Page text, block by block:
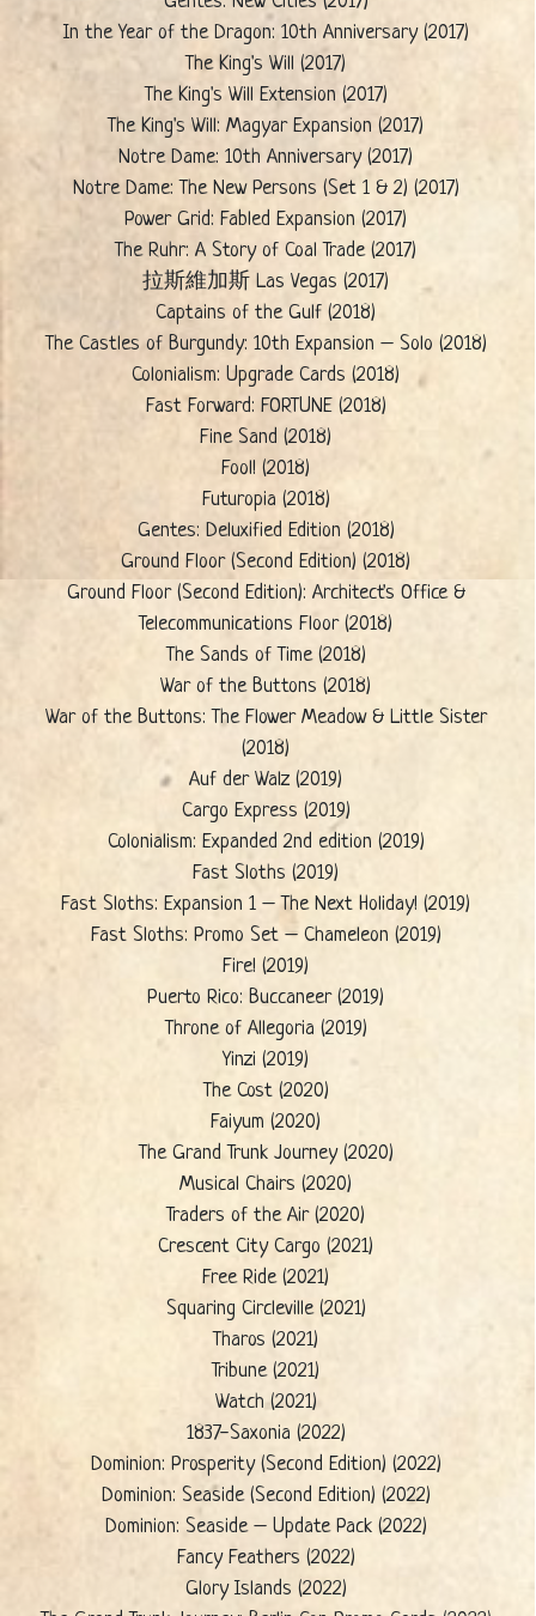
In the Year of the Dragon: 10th Anniversary (2017)
The King's Will (2017)
The King's Will Extension (2017)
The King's Will: Magyar Expansion (2017)
Notre Dame: 10th Anniversary (2017)
Notre Dame: The New Persons (Set 1 & 2) (2017)
Power Grid: Fabled Expansion (2017)
The Ruhr: A Story of Coal Trade (2017)
拉斯維加斯 Las Vegas (2017)
Captains of the Gulf (2018)
The Castles of Burgundy: 10th Expansion – Solo (2018)
Colonialism: Upgrade Cards (2018)
Fast Forward: FORTUNE (2018)
Fine Sand (2018)
Fool! (2018)
Futuropia (2018)
Gentes: Deluxified Edition (2018)
Ground Floor (Second Edition) (2018)
Ground Floor (Second Edition): Architect's Office &
Telecommunications Floor (2018)
The Sands of Time (2018)
War of the Buttons (2018)
War of the Buttons: The Flower Meadow & Little Sister
(2018)
Auf der Walz (2019)
Cargo Express (2019)
Colonialism: Expanded 2nd edition (2019)
Fast Sloths (2019)
Fast Sloths: Expansion 1 – The Next Holiday! (2019)
Fast Sloths: Promo Set – Chameleon (2019)
Fire! (2019)
Puerto Rico: Buccaneer (2019)
Throne of Allegoria (2019)
Yinzi (2019)
The Cost (2020)
Faiyum (2020)
The Grand Trunk Journey (2020)
Musical Chairs (2020)
Traders of the Air (2020)
Crescent City Cargo (2021)
Free Ride (2021)
Squaring Circleville (2021)
Tharos (2021)
Tribune (2021)
Watch (2021)
1837-Saxonia (2022)
Dominion: Prosperity (Second Edition) (2022)
Dominion: Seaside (Second Edition) (2022)
Dominion: Seaside – Update Pack (2022)
Fancy Feathers (2022)
Glory Islands (2022)